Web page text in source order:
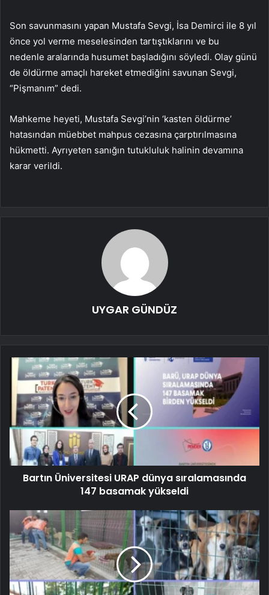
Son savunmasını yapan Mustafa Sevgi, İsa Demirci ile 8 yıl
önce yol verme meselesinden tartıştıklarını ve bu
nedenle aralarında husumet başladığını söyledi. Olay günü
de öldürme amaçlı hareket etmediğini savunan Sevgi,
“Pişmanım” dedi.
Mahkeme heyeti, Mustafa Sevgi’nin ‘kasten öldürme’
hatasından müebbet mahpus cezasına çarptırılmasına
hükmetti. Ayrıyeten sanığın tutukluluk halinin devamına
karar verildi.
UYGAR GÜNDÜZ
Bartın Üniversitesi URAP dünya sıralamasında
147 basamak yükseldi